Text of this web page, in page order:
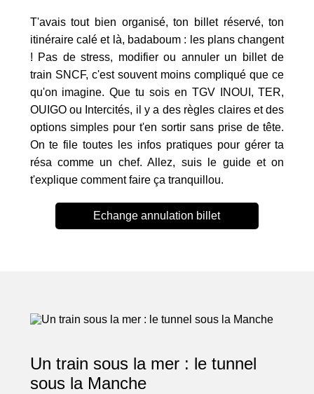
T'avais tout bien organisé, ton billet réservé, ton
itinéraire calé et là, badaboum : les plans changent
! Pas de stress, modifier ou annuler un billet de
train SNCF, c'est souvent moins compliqué que ce
qu'on imagine. Que tu sois en TGV INOUI, TER,
OUIGO ou Intercités, il y a des règles claires et des
options simples pour t'en sortir sans prise de tête.
On te file toutes les infos pratiques pour gérer ta
résa comme un chef. Allez, suis le guide et on
t'explique comment faire ça tranquillou.
Echange annulation billet
Un train sous la mer : le tunnel
sous la Manche